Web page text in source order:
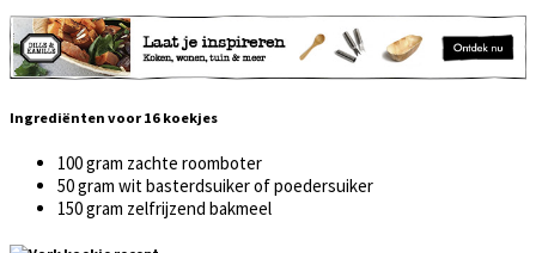
Ingrediënten voor 16 koekjes
100 gram zachte roomboter
50 gram wit basterdsuiker of poedersuiker
150 gram zelfrijzend bakmeel